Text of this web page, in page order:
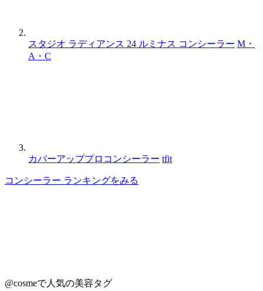
スタジオ ラディアンス 24 ルミナス コンシーラー M・
A・C
カバーアッププロコンシーラー tfit
コンシーラー ランキングをみる
@cosmeで人気の美容タグ